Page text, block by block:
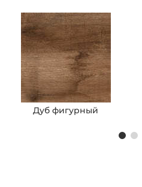
Дуб фигурный